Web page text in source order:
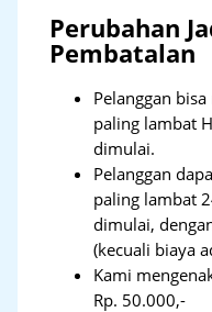
Perubahan
Pembatalan
Pelanggan
paling lambat
dimulai.
Pelanggan
paling lambat
dimulai,
(kecuali biaya
Kami
Rp. 50.000,-